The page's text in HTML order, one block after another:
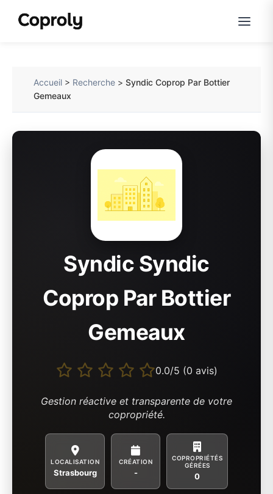
Accueil > Recherche >Syndic Coprop Par Bottier
Gemeaux
Syndic Syndic
Coprop Par Bottier
Gemeaux
0.0/5 (0 avis)
Gestion réactive et transparente de votre
copropriété.
LOCALISATION
Strasbourg
CRÉATION
-
COPROPRIÉTÉS
GÉRÉES
0